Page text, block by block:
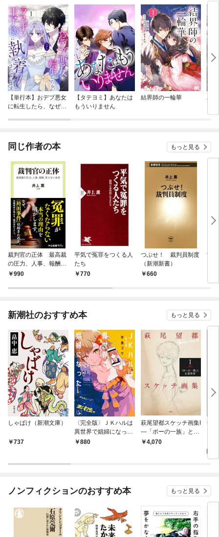
【単行本】おデブ悪女
に転生したら、なぜか
【タテヨミ】あなたは
もういりません
結界師の一輪華
バ
今
同じ作者の本 もっと見る
裁判官の正体 最高裁
の圧力、人事、報酬、
言えない本音
990
平気で冤罪をつくる人
たち
770
つぶせ！ 裁判員制度
（新潮新書）
660
司
新潮社のおすすめ本 もっと見る
しゃばけ（新潮文庫）
737
〈完全版〉ＪＫハルは
異世界で娼婦になった
（新潮文庫nex）
880
萩尾望都スケッチ画集I
—「ポーの一族」と幻
想世界—
4,070
色
ノンフィクションのおすすめ本 もっと見る